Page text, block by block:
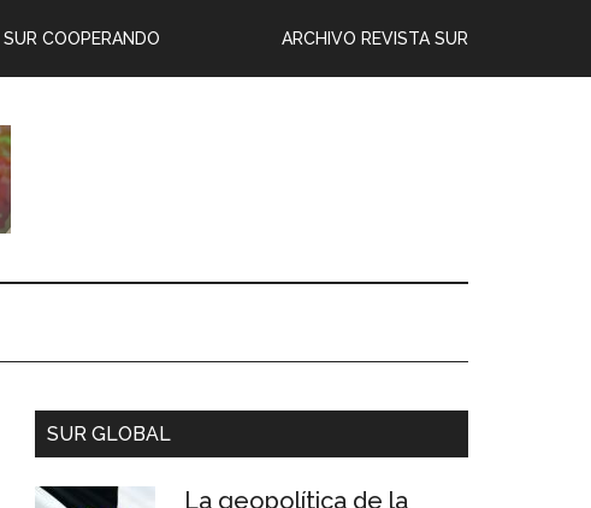
ARCHIVO REVISTA SUR
SUR COOPERANDO
SUR GLOBAL
La geopolítica de la